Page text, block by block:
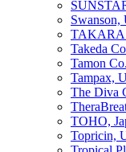
Swanson,
TAKARA
Takeda
Tamon
Tampax,
The Diva
TOHO,
Topricin,